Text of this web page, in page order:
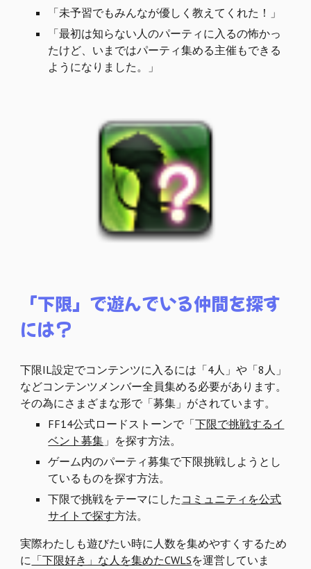
「未予習でもみんなが優しく教えてくれた！ 」
「最初は知らない人のパーティに入るの怖かっ
たけど、いまではパーティ集める主催もできる
ようになりました。」
「下限」で遊んでいる仲間を探す
には？
下限IL設定でコンテンツに入るには「4人」や「8人」
などコンテンツメンバー全員集める必要があります。
その為にさまざまな形で「募集」がされています。
FF14公式ロードストーンで「下限で挑戦するイ
ベント募集 」を探す方法。
ゲーム内のパーティ募集で下限挑戦しようとし
ているものを探す方法。
下限で挑戦をテーマにした コミュニティを公式
サイトで探す方法。
実際わたしも遊びたい時に人数を集めやすくするため
に 「下限好き」な人を集めたCWLSを運営していま